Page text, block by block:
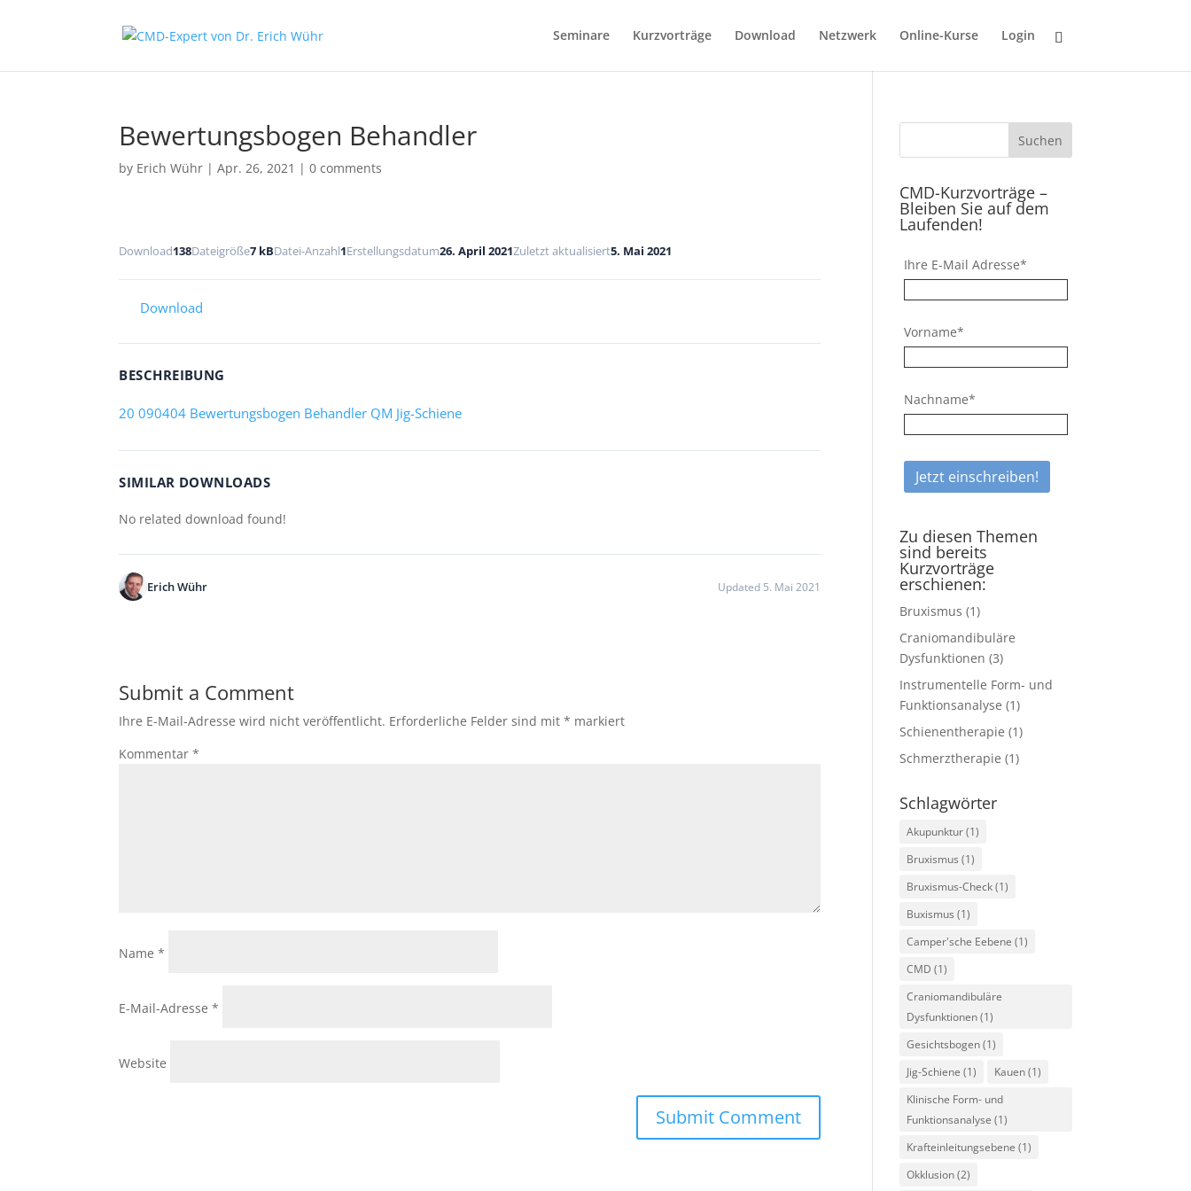
Seminare Kurzvorträge Download Netzwerk Online-Kurse Login
Bewertungsbogen Behandler
by Erich Wühr |Apr. 26, 2021 |0 comments
Download138Dateigröße7 kBDatei-Anzahl1Erstellungsdatum26. April 2021Zuletzt aktualisiert5. Mai 2021
Download
BESCHREIBUNG
20 090404 Bewertungsbogen Behandler QM Jig-Schiene
SIMILAR DOWNLOADS
No related download found!
Erich Wühr Updated 5. Mai 2021
Submit a Comment
Ihre E-Mail-Adresse wird nicht veröffentlicht. Erforderliche Felder sind mit* markiert
Kommentar*
Name*
E-Mail-Adresse*
Website
CMD-Kurzvorträge –
Bleiben Sie auf dem
Laufenden!
Ihre E-Mail Adresse*
Vorname*
Nachname*
Zu diesen Themen
sind bereits
Kurzvorträge
erschienen:
Bruxismus (1)
Craniomandibuläre
Dysfunktionen (3)
Instrumentelle Form- und
Funktionsanalyse (1)
Schienentherapie (1)
Schmerztherapie (1)
Schlagwörter
Akupunktur(1)
Bruxismus (1)
Bruxismus-Check(1)
Buxismus (1)
Camper'sche Eebene (1)
CMD (1)
Craniomandibuläre
Dysfunktionen(1)
Gesichtsbogen(1)
Jig-Schiene (1) Kauen(1)
Klinische Form- und
Funktionsanalyse (1)
Krafteinleitungsebene (1)
Okklusion(2)